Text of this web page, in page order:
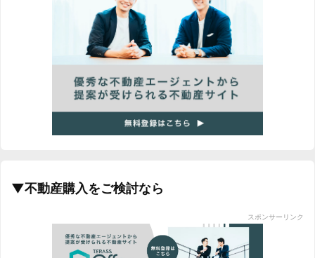
▼不動産購入をご検討なら
スポンサーリンク